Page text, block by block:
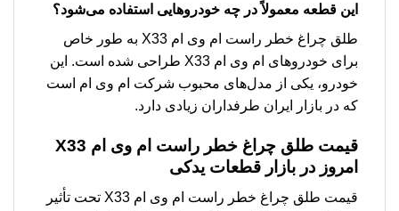
این قطعه معمولاً در چه خودروهایی استفاده می‌شود؟
طلق چراغ خطر راست ام وی ام X33 به طور خاص
برای خودروهای ام وی ام X33 طراحی شده است. این
خودرو، یکی از مدل‌های محبوب شرکت ام وی ام است
که در بازار ایران طرفداران زیادی دارد.
قیمت طلق چراغ خطر راست ام وی ام X33
امروز در بازار قطعات یدکی
قیمت طلق چراغ خطر راست ام وی ام X33 تحت تأثیر